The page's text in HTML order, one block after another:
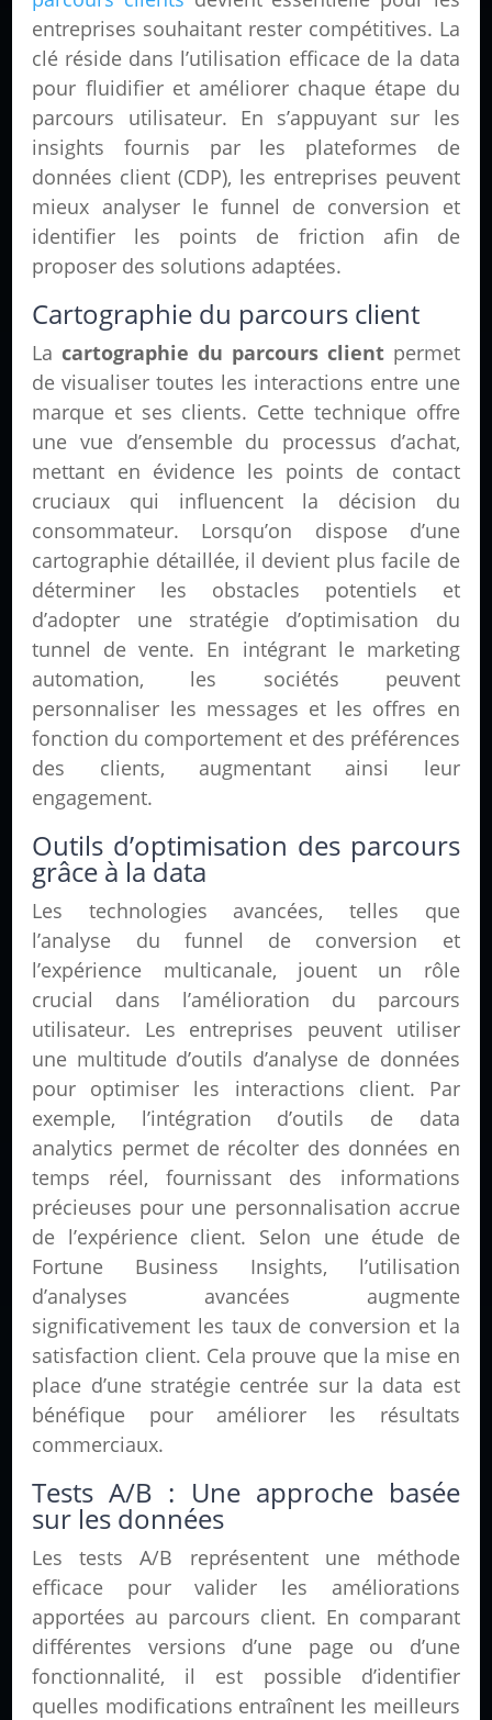
entreprises souhaitant rester compétitives. La
clé réside dans l’utilisation efficace de la data
pour fluidifier et améliorer chaque étape du
parcours utilisateur. En s’appuyant sur les
insights fournis par les plateformes de
données client (CDP), les entreprises peuvent
mieux analyser le funnel de conversion et
identifier les points de friction afin de
proposer des solutions adaptées.
Cartographie du parcours client
Lacartographie du parcours clientpermet
de visualiser toutes les interactions entre une
marque et ses clients. Cette technique offre
une vue d’ensemble du processus d’achat,
mettant en évidence les points de contact
cruciaux qui influencent la décision du
consommateur. Lorsqu’on dispose d’une
cartographie détaillée, il devient plus facile de
déterminer les obstacles potentiels et
d’adopter une stratégie d’optimisation du
tunnel de vente. En intégrant le marketing
automation, les sociétés peuvent
personnaliser les messages et les offres en
fonction du comportement et des préférences
des clients, augmentant ainsi leur
engagement.
Outils d’optimisation des parcours
grâce à la data
Les technologies avancées, telles que
l’analyse du funnel de conversion et
l’expérience multicanale, jouent un rôle
crucial dans l’amélioration du parcours
utilisateur. Les entreprises peuvent utiliser
une multitude d’outils d’analyse de données
pour optimiser les interactions client. Par
exemple, l’intégration d’outils de data
analytics permet de récolter des données en
temps réel, fournissant des informations
précieuses pour une personnalisation accrue
de l’expérience client. Selon une étude de
Fortune Business Insights, l’utilisation
d’analyses avancées augmente
significativement les taux de conversion et la
satisfaction client. Cela prouve que la mise en
place d’une stratégie centrée sur la data est
bénéfique pour améliorer les résultats
commerciaux.
Tests A/B : Une approche basée
sur les données
Les tests A/B représentent une méthode
efficace pour valider les améliorations
apportées au parcours client. En comparant
différentes versions d’une page ou d’une
fonctionnalité, il est possible d’identifier
quelles modifications entraînent les meilleurs